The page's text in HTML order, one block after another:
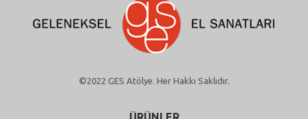
©2022 GES Atölye. Her Hakkı Saklıdır.